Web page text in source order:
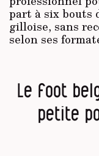
part à six bouts
gilloise, sans
selon ses
Le foot
petite